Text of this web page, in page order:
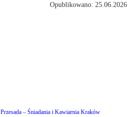
Opublikowano: 25.06.2026
Przesada – Śniadania i Kawiarnia Kraków